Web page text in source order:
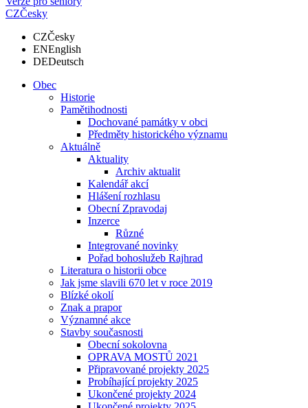
CZČesky
CZČesky
ENEnglish
DEDeutsch
Obec
Historie
Pamětihodnosti
Dochované památky v obci
Předměty historického významu
Aktuálně
Aktuality
Archiv aktualit
Kalendář akcí
Hlášení rozhlasu
Obecní Zpravodaj
Inzerce
Různé
Integrované novinky
Pořad bohoslužeb Rajhrad
Literatura o historii obce
Jak jsme slavili 670 let v roce 2019
Blízké okolí
Znak a prapor
Významné akce
Stavby současnosti
Obecní sokolovna
OPRAVA MOSTŮ 2021
Připravované projekty 2025
Probíhající projekty 2025
Ukončené projekty 2024